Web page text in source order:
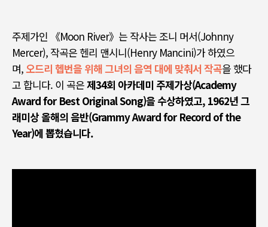
주제가인 《Moon River》 는 작사는 조니 머서(Johnny
Mercer), 작곡은 헨리 맨시니(Henry Mancini)가 하였으
며,오드리 헵번을 위해 그녀의 음역 대에 맞춰서 작곡을 했다
고 합니다. 이 곡은제34회 아카데미 주제가상(Academy
Award for Best Original Song)을 수상하였고, 1962년 그
래미상 올해의 음반(Grammy Award for Record of the
Year)에 뽑혔습니다.